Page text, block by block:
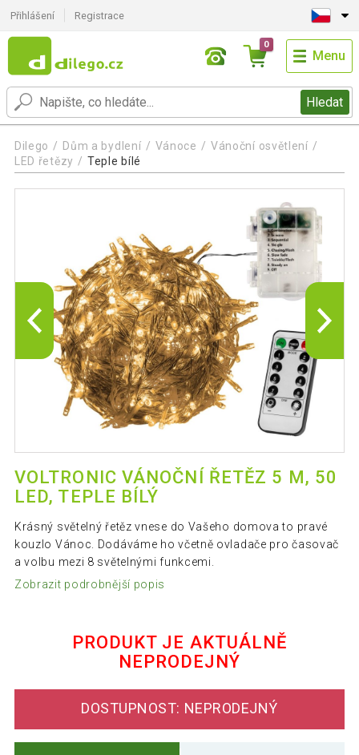
Přihlášení Registrace
Hledat
0
Menu
Dilego Dům a bydlení Vánoce
Vánoční osvětlení
LED řetězy
Teple bílé
VOLTRONIC VÁNOČNÍ ŘETĚZ 5 M, 50
LED, TEPLE BÍLÝ
Krásný světelný řetěz vnese do Vašeho domova to pravé
kouzlo Vánoc. Dodáváme ho včetně ovladače pro časovač
a volbu mezi 8 světelnými funkcemi.
Zobrazit podrobnější popis
PRODUKT JE AKTUÁLNĚ
NEPRODEJNÝ
DOSTUPNOST: NEPRODEJNÝ